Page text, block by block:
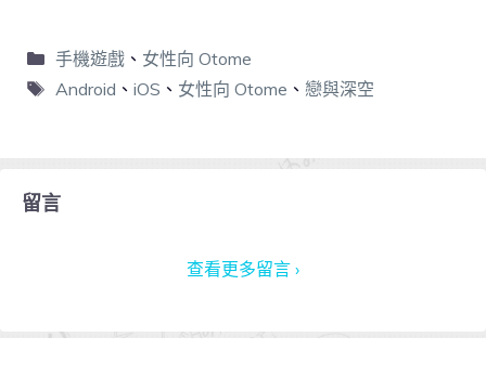
手機遊戲、 女性向 Otome
Android 、 iOS 、 女性向 Otome 、 戀與深空
留言
查看更多留言 ›